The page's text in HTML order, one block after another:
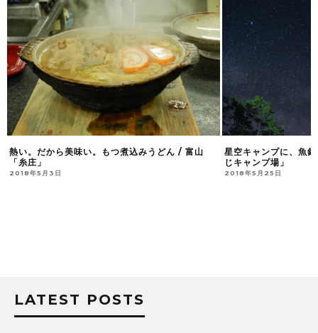
熱い。だから美味い。もつ煮込みうどん / 富山
「糸庄」
2018年5月3日
星空キャンプに、魚
じキャンプ場」
2018年5月25日
LATEST POSTS